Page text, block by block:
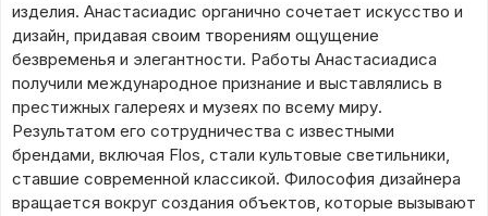
изделия. Анастасиадис органично сочетает искусство и
дизайн, придавая своим творениям ощущение
безвременья и элегантности. Работы Анастасиадиса
получили международное признание и выставлялись в
престижных галереях и музеях по всему миру.
Результатом его сотрудничества с известными
брендами, включая Flos, стали культовые светильники,
ставшие современной классикой. Философия дизайнера
вращается вокруг создания объектов, которые вызывают